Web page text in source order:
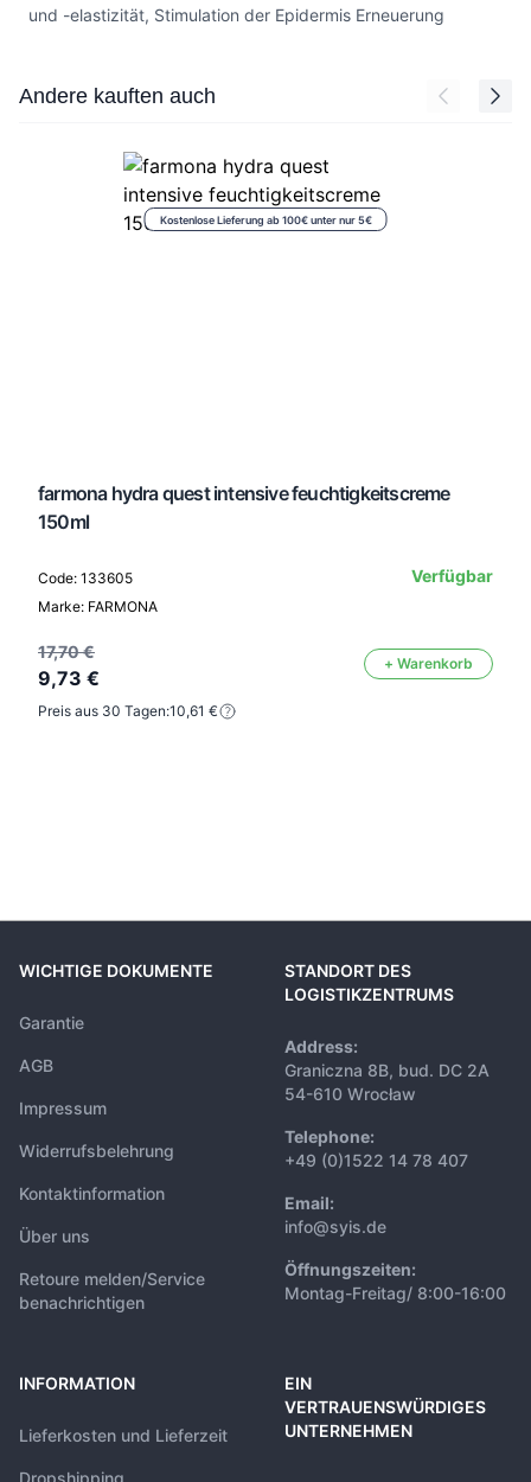
und -elastizität, Stimulation der Epidermis Erneuerung
Press to skip carousel
Andere kauften auch
Kostenlose Lieferung ab 100€ unter nur 5€
farmona hydra quest intensive feuchtigkeitscreme
150ml
Code: 133605
Marke: FARMONA
Verfügbar
17,70 €
9,73 €
+ Warenkorb
Preis aus 30 Tagen:10,61 €
WICHTIGE DOKUMENTE
Garantie
AGB
Impressum
Widerrufsbelehrung
Kontaktinformation
Über uns
Retoure melden/Service
benachrichtigen
STANDORT DES
LOGISTIKZENTRUMS
Address:
Graniczna 8B, bud. DC 2A
54-610 Wrocław
Telephone:
+49 (0)1522 14 78 407
Email:
info@syis.de
Öffnungszeiten:
Montag-Freitag/ 8:00-16:00
INFORMATION
Lieferkosten und Lieferzeit
Dropshipping
EIN
VERTRAUENSWÜRDIGES
UNTERNEHMEN